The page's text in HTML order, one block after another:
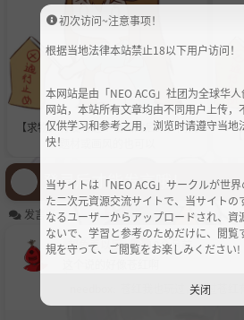
【求物】有没有这个漫画的后续，同类
题材或画风的也可以
登录后才能发言哦！
发言区
想象着以后
心 2个月前
苍红我也玩过，不过苍红
初次访问~注意事项！
根据当地法律本站禁止18以下用户访问！
本网站是由「NEO ACG」社团为全球华
网站，本站所有文章均由不同用户上传，
仅供学习和参考之用，浏览时请遵守当地
快！
当サイトは「NEO ACG」サークルが世
た二次元資源交流サイトで、当サイトの
なるユーザーからアップロードされ、資
ないで、学習と参考のためだけに、閲覧
規を守って、ご閲覧をお楽しみください!
关闭